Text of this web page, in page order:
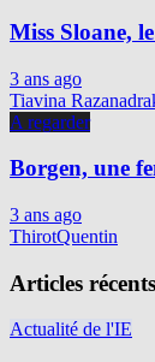
Miss Sloane,
3 ans ago
Tiavina
A regarder
Borgen, une
3 ans ago
ThirotQuentin
Articles récents
Actualité de l'IE